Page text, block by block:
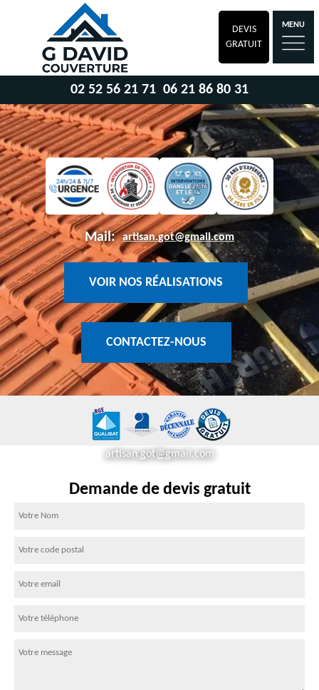
DEVIS
GRATUIT
MENU
02 52 56 21 71 06 21 86 80 31
Mail: artisan.got@gmail.com
VOIR NOS RÉALISATIONS
CONTACTEZ-NOUS
artisan.got@gmail.com
Demande de devis gratuit